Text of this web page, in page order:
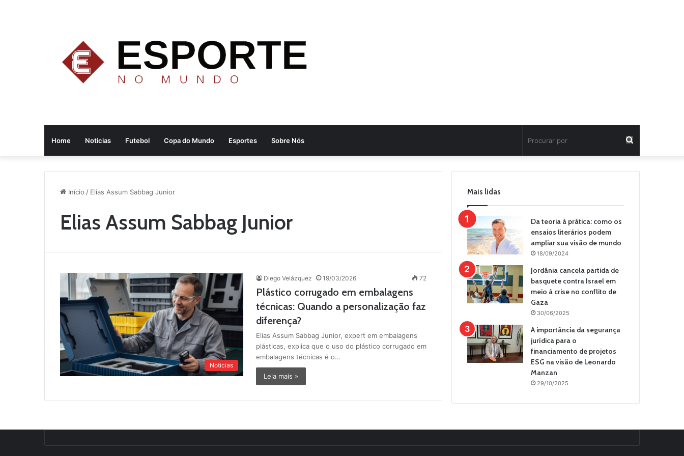
Home Noticias Futebol Copa do Mundo Esportes Sobre Nós
por
Início / Elias Assum Sabbag Junior
Elias Assum Sabbag Junior
Noticias
Diego Velázquez 19/03/2026 72
Plástico corrugado em embalagens
técnicas: Quando a personalização faz
diferença?
Elias Assum Sabbag Junior, expert em embalagens
plásticas, explica que o uso do plástico corrugado em
embalagens técnicas é o…
Leia mais »
Mais lidas
Da teoria à prática: como os
ensaios literários podem
ampliar sua visão de mundo
18/09/2024
Jordânia cancela partida de
basquete contra Israel em
meio à crise no conflito de
Gaza
30/06/2025
A importância da segurança
jurídica para o
financiamento de projetos
ESG na visão de Leonardo
Manzan
29/10/2025